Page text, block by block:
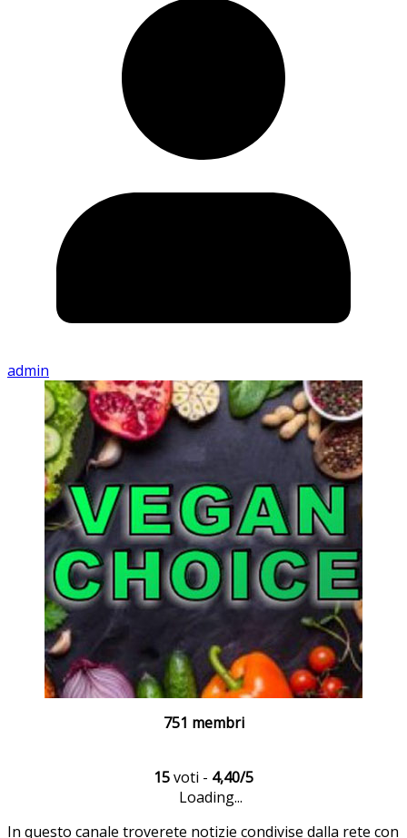
admin
751 membri
15voti - 4,40/5
Loading...
In questo canale troverete notizie condivise dalla rete con